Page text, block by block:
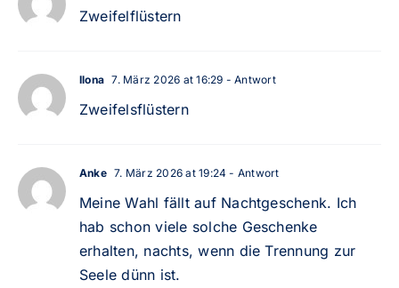
Zweifelflüstern
Ilona 7. März 2026 at 16:29 - Antwort
Zweifelsflüstern
Anke 7. März 2026 at 19:24 - Antwort
Meine Wahl fällt auf Nachtgeschenk. Ich
hab schon viele solche Geschenke
erhalten, nachts, wenn die Trennung zur
Seele dünn ist.